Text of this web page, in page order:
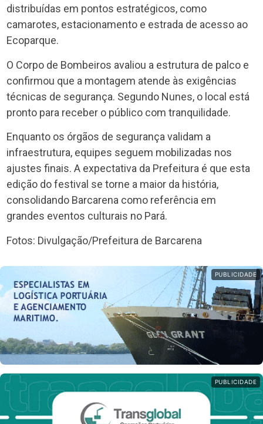
distribuídas em pontos estratégicos, como
camarotes, estacionamento e estrada de acesso ao
Ecoparque.
O Corpo de Bombeiros avaliou a estrutura de palco e
confirmou que a montagem atende às exigências
técnicas de segurança. Segundo Nunes, o local está
pronto para receber o público com tranquilidade.
Enquanto os órgãos de segurança validam a
infraestrutura, equipes seguem mobilizadas nos
ajustes finais. A expectativa da Prefeitura é que esta
edição do festival se torne a maior da história,
consolidando Barcarena como referência em
grandes eventos culturais no Pará.
Fotos: Divulgação/Prefeitura de Barcarena
PUBLICIDADE
PUBLICIDADE